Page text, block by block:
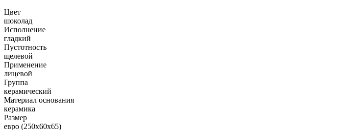
Цвет
шоколад
Исполнение
гладкий
Пустотность
щелевой
Применение
лицевой
Группа
керамический
Материал основания
керамика
Размер
евро (250х60х65)